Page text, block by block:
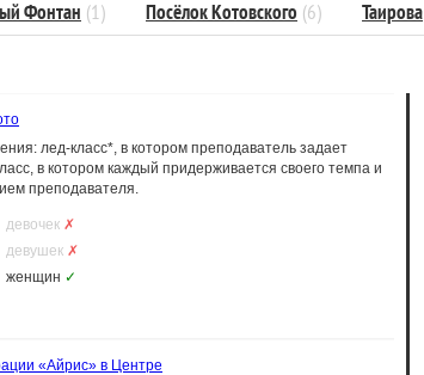
Фонтан (1) Посёлок Котовского (6) Таирова
лед-класс*, в котором преподаватель задает
в котором каждый придерживается своего темпа и
преподавателя.
девочек ✗
девушек ✗
женщин ✓
«Айрис» в Центре